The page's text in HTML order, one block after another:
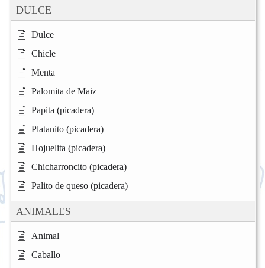
DULCE
Dulce
Chicle
Menta
Palomita de Maiz
Papita (picadera)
Platanito (picadera)
Hojuelita (picadera)
Chicharroncito (picadera)
Palito de queso (picadera)
ANIMALES
Animal
Caballo